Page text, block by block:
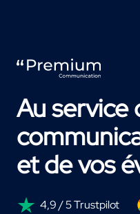
Au service
et de vos
4,9 / 5 Trustpilot